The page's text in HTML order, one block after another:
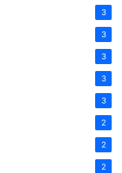
3
3
3
3
3
2
2
2